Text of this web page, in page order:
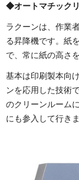
◆オートマチック
ラクーンは、作業
る昇降機です。紙
で、常に紙の高さ
基本は印刷製本向
ンを応用した技術
のクリーンルーム
にも参入して行きま